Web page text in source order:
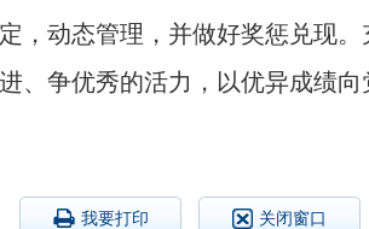
，动态管理，并做好奖惩兑现
、争优秀的活力，以优异成绩
我要打印 关闭窗口